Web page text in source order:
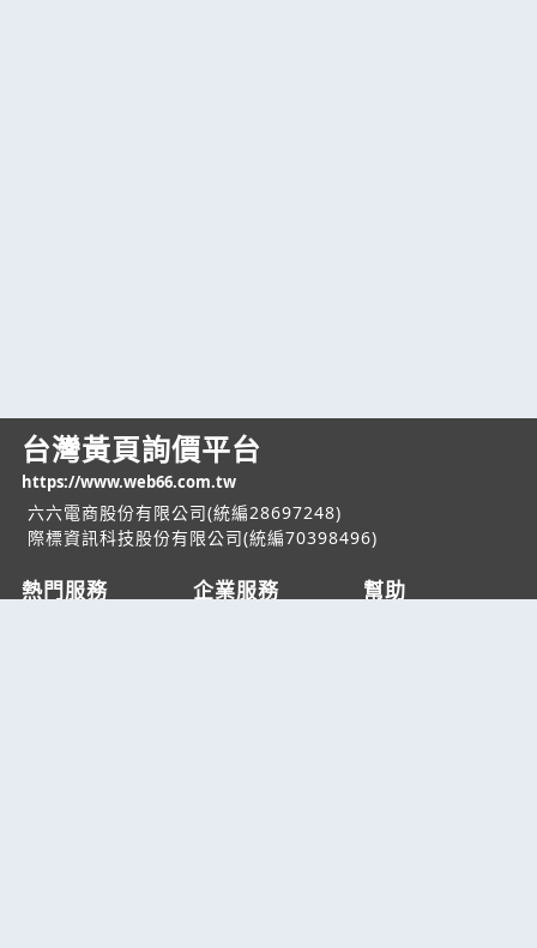
台灣黃頁詢價平台
https://www.web66.com.tw
六六電商股份有限公司(統編28697248)
際標資訊科技股份有限公司(統編70398496)
熱門服務 企業服務 幫助